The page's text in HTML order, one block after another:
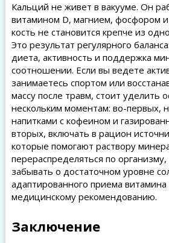
Кальций не живет в вакууме. Он
витамином D, магнием, фосфором
кость не становится крепче из
Это результат регулярного
диета, активность и поддержка
соотношении. Если вы ведете
занимаетесь спортом или
массу после травм, стоит уделить
нескольким моментам: во-первых,
напитками с кофеином и
вторых, включать в рацион
которые помогают раствору
перераспределяться по
забывать о достаточном уровне
адаптированного приема
медицинскому рекомендованию.
Заключение